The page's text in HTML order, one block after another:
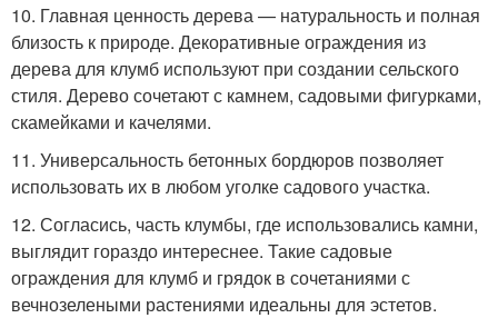
10. Главная ценность дерева — натуральность и полная
близость к природе. Декоративные ограждения из
дерева для клумб используют при создании сельского
стиля. Дерево сочетают с камнем, садовыми фигурками,
скамейками и качелями.
11. Универсальность бетонных бордюров позволяет
использовать их в любом уголке садового участка.
12. Согласись, часть клумбы, где использовались камни,
выглядит гораздо интереснее. Такие садовые
ограждения для клумб и грядок в сочетаниями с
вечнозелеными растениями идеальны для эстетов.